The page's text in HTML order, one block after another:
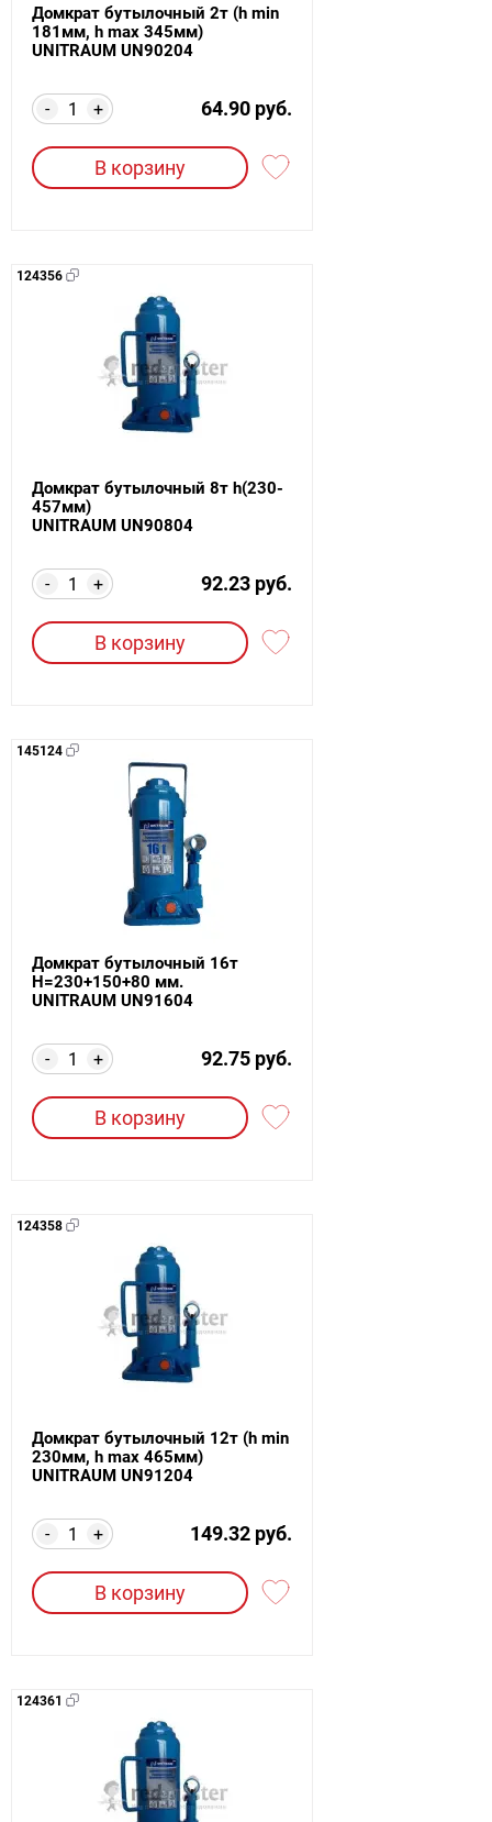
Домкрат бутылочный 2т (h min
181мм, h max 345мм)
UNITRAUM UN90204
+
- 64.90 руб.
В корзину
124356
Домкрат бутылочный 8т h(230-
457мм)
UNITRAUM UN90804
+
- 92.23 руб.
В корзину
145124
Домкрат бутылочный 16т
Н=230+150+80 мм.
UNITRAUM UN91604
+
- 92.75 руб.
В корзину
124358
Домкрат бутылочный 12т (h min
230мм, h max 465мм)
UNITRAUM UN91204
+
- 149.32 руб.
В корзину
124361